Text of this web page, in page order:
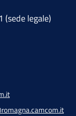
(sede legale)